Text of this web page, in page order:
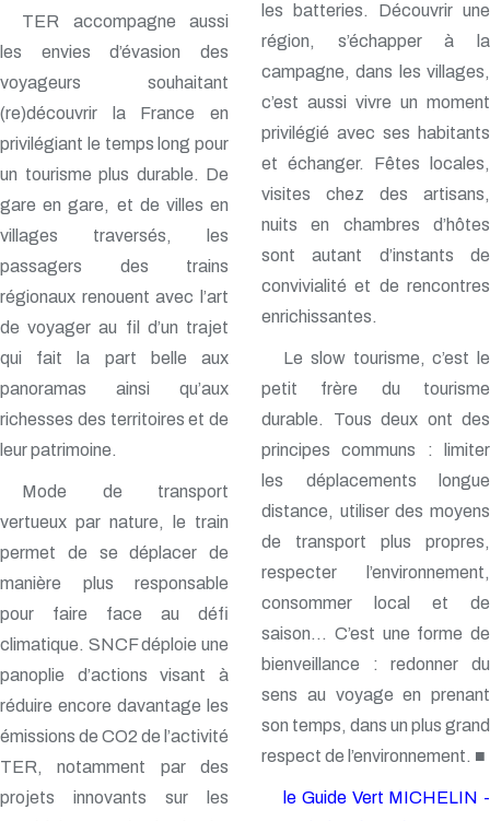
TER accompagne aussi
les envies d’évasion des
voyageurs souhaitant
(re)découvrir la France en
privilégiant le temps long pour
un tourisme plus durable. De
gare en gare, et de villes en
villages traversés, les
passagers des trains
régionaux renouent avec l’art
de voyager au fil d’un trajet
qui fait la part belle aux
panoramas ainsi qu’aux
richesses des territoires et de
leur patrimoine.
Mode de transport
vertueux par nature, le train
permet de se déplacer de
manière plus responsable
pour faire face au défi
climatique. SNCF déploie une
panoplie d’actions visant à
réduire encore davantage les
émissions de CO2 de l’activité
TER, notamment par des
projets innovants sur les
les batteries. Découvrir une
région, s’échapper à la
campagne, dans les villages,
c’est aussi vivre un moment
privilégié avec ses habitants
et échanger. Fêtes locales,
visites chez des artisans,
nuits en chambres d’hôtes
sont autant d’instants de
convivialité et de rencontres
enrichissantes.
Le slow tourisme, c’est le
petit frère du tourisme
durable. Tous deux ont des
principes communs : limiter
les déplacements longue
distance, utiliser des moyens
de transport plus propres,
respecter l’environnement,
consommer local et de
saison… C’est une forme de
bienveillance : redonner du
sens au voyage en prenant
son temps, dans un plus grand
respect de l’environnement. ■
le Guide Vert MICHELIN -